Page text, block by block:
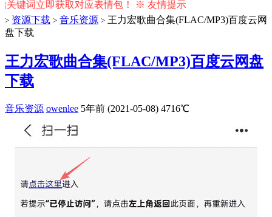
词立即获取对应表情包！ ※ 友情提示：右上角输入搜索词按
> 资源下载 > 音乐资源 > 王力宏歌曲合集(FLAC/MP3)百度云网
盘下载
王力宏歌曲合集(FLAC/MP3)百度云网盘
下载
音乐资源 owenlee 5年前 (2021-05-08) 4716℃